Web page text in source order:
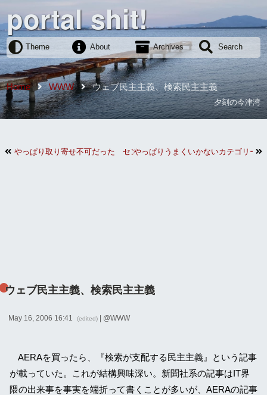
portal shit!
Theme About Archives Search
Home WWW ウェブ民主主義、検索民主主義
夕刻の今津湾
やっぱり取り寄せ不可だった センターキャップやっぱりうまくいかないカテゴリー検
ウェブ民主主義、検索民主主義
May 16, 2006 16:41 (edited) | @WWW
AERAを買ったら、『検索が支配する民主主義』という記事
が載っていた。これが結構興味深い。新聞社系の記事はIT界
隈の出来事を事実を端折って書くことが多いが、AERAの記事